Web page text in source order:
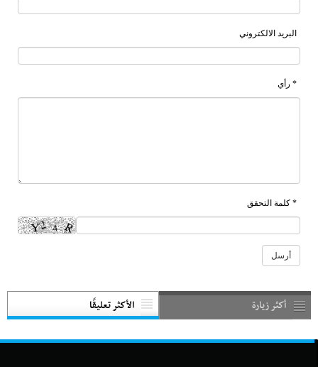
البريد الالكتروني
* رأي
* كلمة التحقق
أكثر زيارة الأكثر تعليقًا